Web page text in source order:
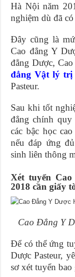
Hà Nội năm
nghiệm dù đã
Đây cũng là
Cao đẳng Y
đẳng Dược,
đẳng Vật lý trị
Pasteur.
Sau khi tốt
đẳng chính
các bậc học
nếu đáp ứng
sinh liên thông
Xét tuyển
2018 cần giấy
Cao Đẳng Y
Để có thể ứng
Dược Pasteur,
sơ xét tuyển